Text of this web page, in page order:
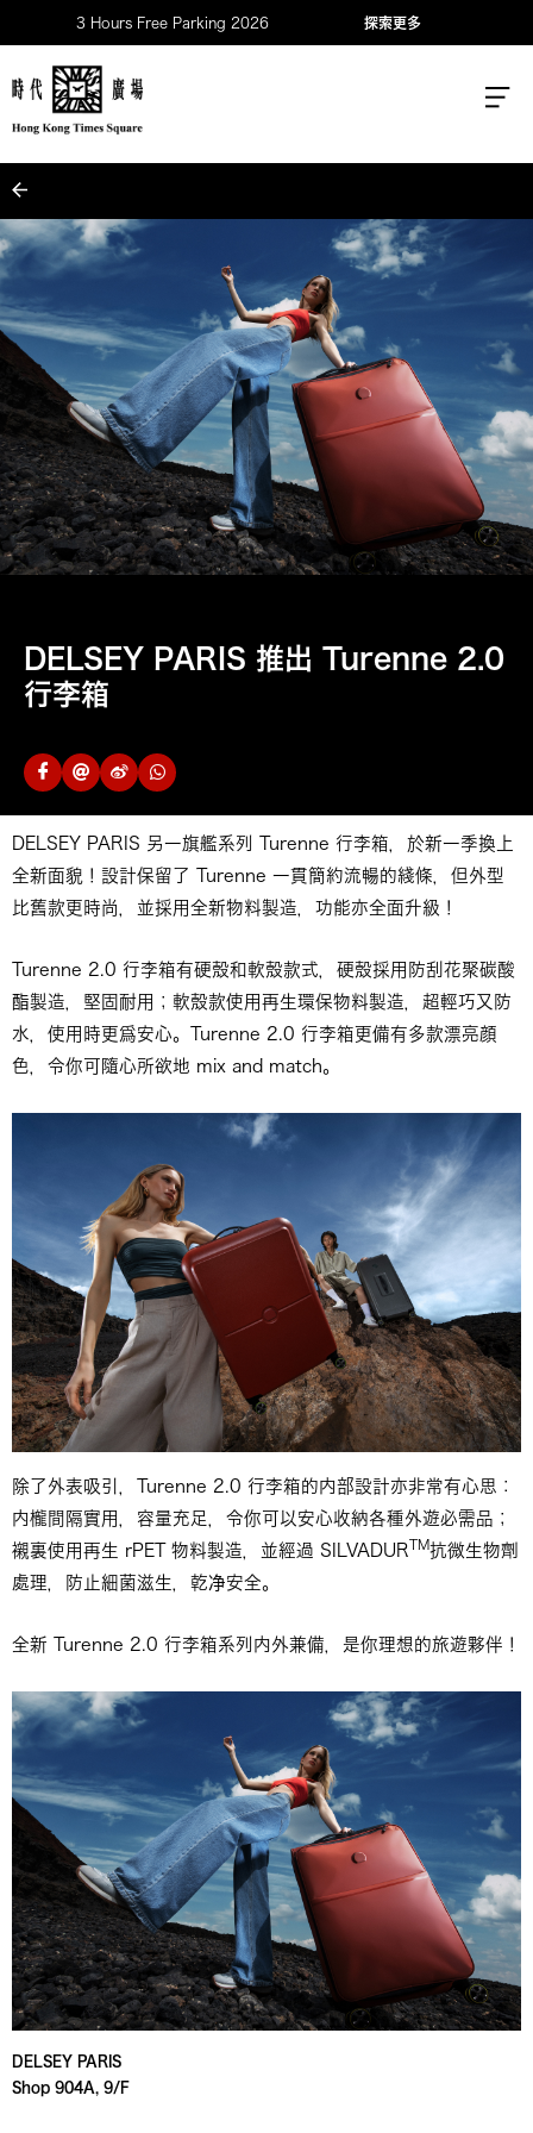
3 Hours Free Parking 2026 探索更多
DELSEY PARIS 推出 Turenne 2.0
行李箱
DELSEY PARIS 另一旗艦系列 Turenne 行李箱，於新一季換上
全新面貌！設計保留了 Turenne 一貫簡約流暢的綫條，但外型
比舊款更時尚，並採用全新物料製造，功能亦全面升級！
Turenne 2.0 行李箱有硬殼和軟殼款式，硬殼採用防刮花聚碳酸
酯製造，堅固耐用；軟殼款使用再生環保物料製造，超輕巧又防
水，使用時更爲安心。Turenne 2.0 行李箱更備有多款漂亮顔
色，令你可隨心所欲地 mix and match。
除了外表吸引，Turenne 2.0 行李箱的内部設計亦非常有心思：
内櫳間隔實用，容量充足，令你可以安心收納各種外遊必需品；
襯裏使用再生 rPET 物料製造，並經過 SILVADURTM抗微生物劑
處理，防止細菌滋生，乾净安全。
全新 Turenne 2.0 行李箱系列内外兼備，是你理想的旅遊夥伴！
DELSEY PARIS
Shop 904A, 9/F